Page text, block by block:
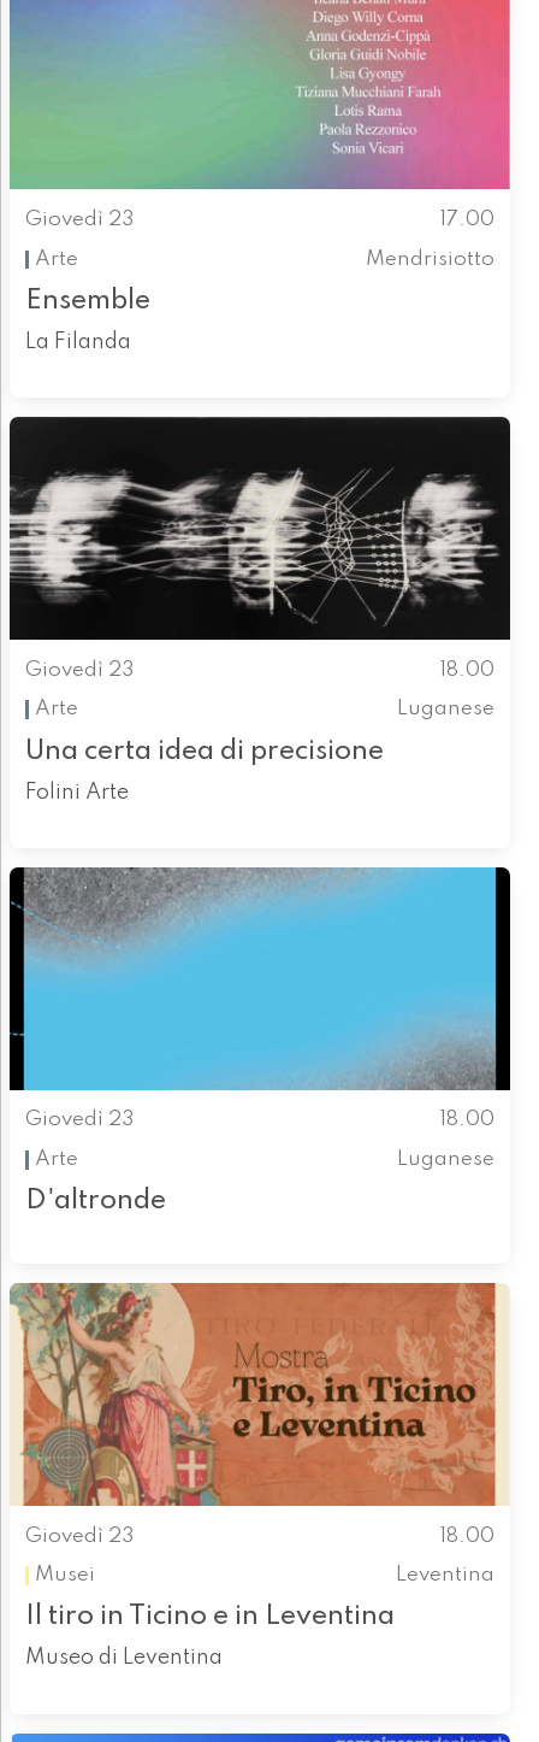
Giovedì 23
17.00
Arte
Mendrisiotto
Ensemble
La Filanda
Giovedì 23
18.00
Arte
Luganese
Una certa idea di precisione
Folini Arte
Giovedì 23
18.00
Arte
Luganese
D'altronde
Giovedì 23
18.00
Musei
Leventina
Il tiro in Ticino e in Leventina
Museo di Leventina